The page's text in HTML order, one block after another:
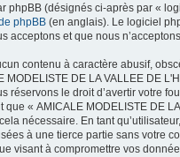
phpBB (désignés ci-après par «
phpBB (en anglais). Le logiciel
acceptons et que nous
contenu à caractère abusif,
MODELISTE DE LA VALLEE DE
réservons le droit d’avertir votre
« AMICALE MODELISTE DE
nécessaire. En tant
à une tierce partie sans votre
visant à compromettre vos